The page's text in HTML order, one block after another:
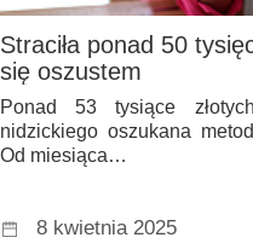
Straciła ponad 50
się oszustem
Ponad 53 tysiące
nidzickiego oszukana
Od miesiąca…
8 kwietnia 2025